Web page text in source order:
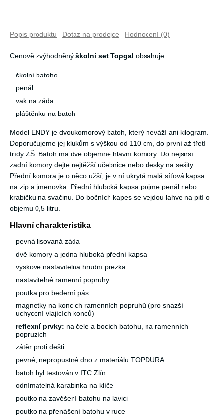
Popis produktu Dotaz na prodejce Hodnocení (0)
Cenově zvýhodněný školní set Topgal obsahuje:
školní batohe
penál
vak na záda
pláštěnku na batoh
Model ENDY je dvoukomorový batoh, který neváží ani kilogram.
Doporučujeme jej klukům s výškou od 110 cm, do první až třetí
třídy ZŠ. Batoh má dvě objemné hlavní komory. Do nejširší
zadní komory dejte nejtěžší učebnice nebo desky na sešity.
Přední komora je o něco užší, je v ní ukrytá malá síťová kapsa
na zip a jmenovka. Přední hluboká kapsa pojme penál nebo
krabičku na svačinu. Do bočních kapes se vejdou lahve na pití o
objemu 0,5 litru.
Hlavní charakteristika
pevná lisovaná záda
dvě komory a jedna hluboká přední kapsa
výškově nastavitelná hrudní přezka
nastavitelné ramenní popruhy
poutka pro bederní pás
magnetky na koncích ramenních popruhů (pro snazší
uchycení vlajících konců)
reflexní prvky: na čele a bocích batohu, na ramenních
popruzích
zátěr proti dešti
pevné, nepropustné dno z materiálu TOPDURA
batoh byl testován v ITC Zlín
odnímatelná karabinka na klíče
poutko na zavěšení batohu na lavici
poutko na přenášení batohu v ruce